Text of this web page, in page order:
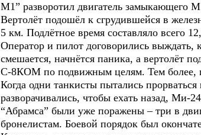
М1” разворотил двигатель замыкающего
Вертолёт подошёл к сгрудившейся в
5 км. Подлётное время составляло всего
Оператор и пилот договорились выждать,
смешается, начнётся паника, а вертолёт
С-8КОМ по подвижным целям. Тем более,
Когда одни танкисты пытались
разворачивались, чтобы ехать назад,
“Абрамса” были уже поражены – три в
бронелистам. Боевой порядок был